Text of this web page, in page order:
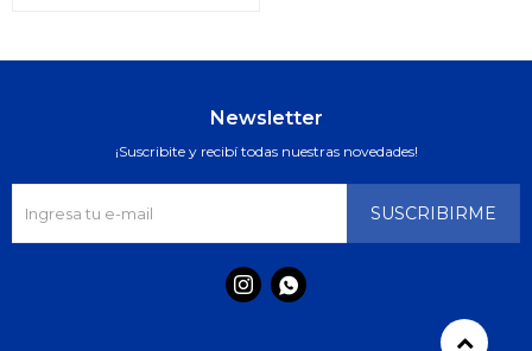
Newsletter
¡Suscribite y recibí todas nuestras novedades!
SUSCRIBIRME
 